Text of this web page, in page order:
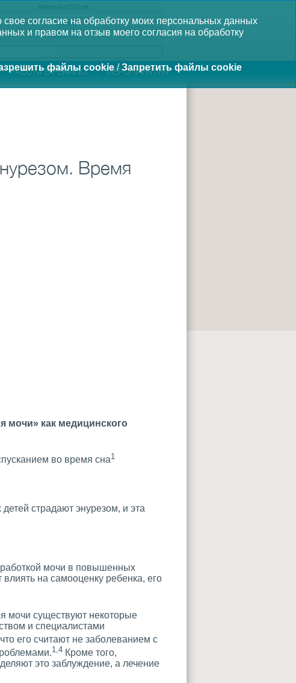
согласие на обработку моих персональных данных
и правом на отзыв моего согласия на обработку
файлы cookie/Запретить файлы cookie
МЕДИА
НОВОСТИ
РАБОТА В FERRING МЕРОПРИЯТИЯ
Время
мочи» как медицинского
во время сна1
страдают энурезом, и эта
мочи в повышенных
на самооценку ребенка, его
мочи существуют некоторые
и специалистами
его считают не заболеванием с
1,4 Кроме того,
это заблуждение, а лечение